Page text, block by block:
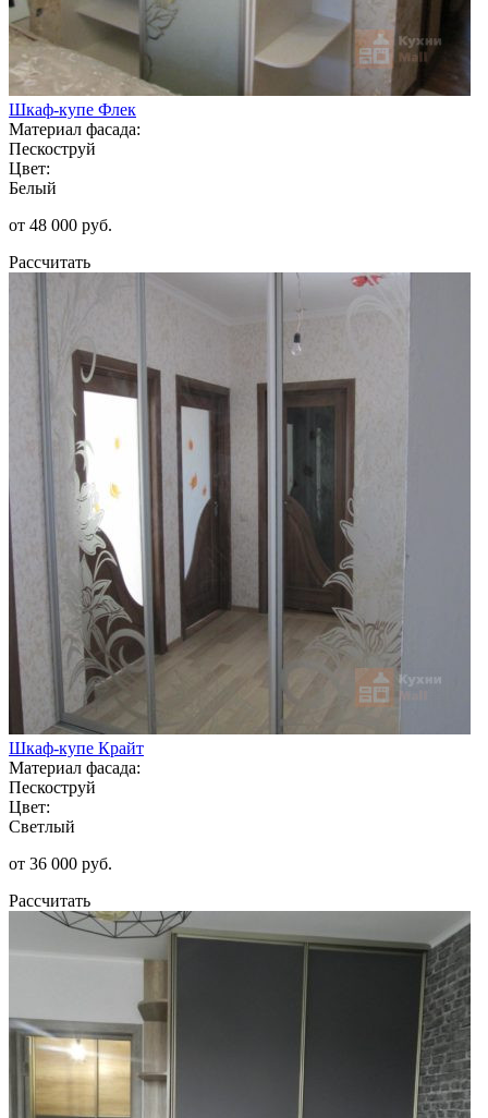
Шкаф-купе Флек
Материал фасада:
Пескоструй
Цвет:
Белый
от 48 000 руб.
Рассчитать
Шкаф-купе Крайт
Материал фасада:
Пескоструй
Цвет:
Светлый
от 36 000 руб.
Рассчитать